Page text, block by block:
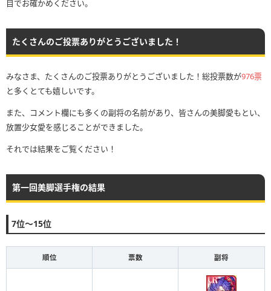
目でお確かめください。
たくさんのご投票ありがとうございました！
みなさま、たくさんのご投票ありがとうございました！総投票数が976票
と多くとても嬉しいです。
また、コメント欄にも多くの副将の名前があり、皆さんの美脚愛もとい、
放置少女愛を感じることができました。
それでは結果をご覧ください！
第一回美脚選手権の結果
7位〜15位
順位 票数 副将